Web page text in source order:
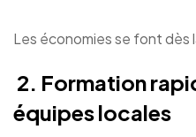
Les économies se font dès
2. Formation
équipes locales